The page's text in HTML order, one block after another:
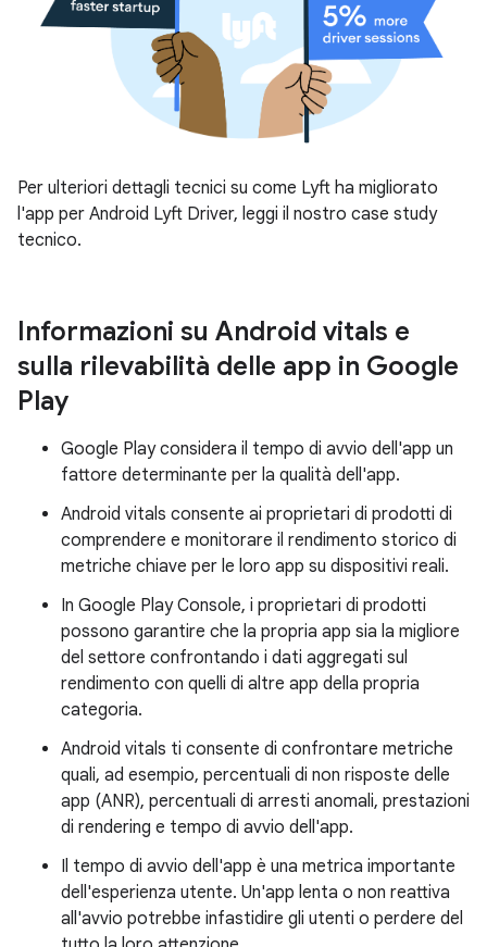
Per ulteriori dettagli tecnici su come Lyft ha migliorato
l'app per Android Lyft Driver, leggi il nostro case study
tecnico.
Informazioni su Android vitals e
sulla rilevabilità delle app in Google
Play
Google Play considera il tempo di avvio dell'app un
fattore determinante per la qualità dell'app.
Android vitals consente ai proprietari di prodotti di
comprendere e monitorare il rendimento storico di
metriche chiave per le loro app su dispositivi reali.
In Google Play Console, i proprietari di prodotti
possono garantire che la propria app sia la migliore
del settore confrontando i dati aggregati sul
rendimento con quelli di altre app della propria
categoria.
Android vitals ti consente di confrontare metriche
quali, ad esempio, percentuali di non risposte delle
app (ANR), percentuali di arresti anomali, prestazioni
di rendering e tempo di avvio dell'app.
Il tempo di avvio dell'app è una metrica importante
dell'esperienza utente. Un'app lenta o non reattiva
all'avvio potrebbe infastidire gli utenti o perdere del